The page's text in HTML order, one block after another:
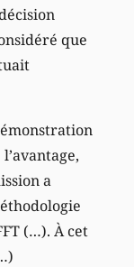
que
a
(…). À cet